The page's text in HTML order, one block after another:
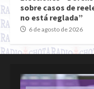
sobre casos de
no está reglada”
6 de agosto de 2026